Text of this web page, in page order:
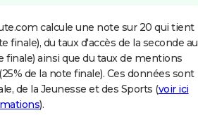
calcule une note sur 20 qui tient
finale), du taux d'accès de la seconde au
finale) ainsi que du taux de mentions
de la note finale). Ces données sont
de la Jeunesse et des Sports (voir ici
).